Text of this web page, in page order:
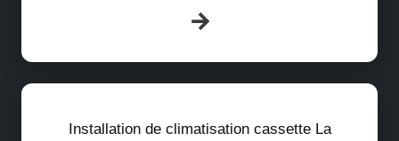
Installation de climatisation cassette La